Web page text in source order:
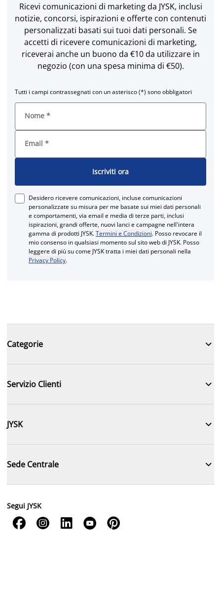
Ricevi comunicazioni di marketing da JYSK, inclusi
notizie, concorsi, ispirazioni e offerte con contenuti
personalizzati basati sui tuoi dati personali. Se
accetti di ricevere comunicazioni di marketing,
riceverai anche un buono da €10 da utilizzare in
negozio (con una spesa minima di €50).
Tutti i campi contrassegnati con un asterisco (*) sono obbligatori
Nome *
Email *
Iscriviti ora
Desidero ricevere comunicazioni, incluse comunicazioni
personalizzate su misura per me basate sui miei dati personali
e comportamenti, via email e media di terze parti, inclusi
ispirazioni, grandi offerte, nuovi lanci e campagne nell'intera
gamma di prodotti JYSK.Termini e Condizioni. Posso revocare il
mio consenso in qualsiasi momento sul sito web di JYSK. Posso
leggere di più su come JYSK tratta i miei dati personali nella
Privacy Policy.
Categorie 
Servizio Clienti 
JYSK 
Sede Centrale 
Segui JYSK
    